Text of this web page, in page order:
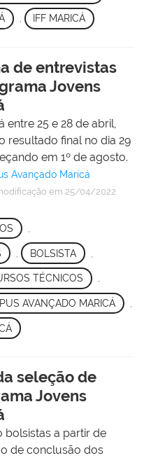
IFF MARICÁ
de entrevistas
Jovens
25 e 28 de abril,
resultado final no dia 29
em 1º de agosto.
Avançado Maricá
em 25/04/2022
BOLSISTA
TÉCNICOS ,
AVANÇADO MARICÁ
seleção de
Jovens
bolsistas a partir de
de conclusão dos